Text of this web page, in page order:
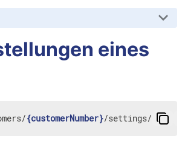
eines
/{customerNumber}/settings/